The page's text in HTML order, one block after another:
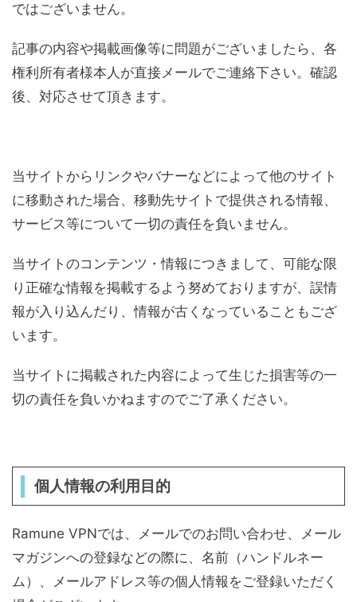
ではございません。
記事の内容や掲載画像等に問題がございましたら、各
権利所有者様本人が直接メールでご連絡下さい。確認
後、対応させて頂きます。
当サイトからリンクやバナーなどによって他のサイト
に移動された場合、移動先サイトで提供される情報、
サービス等について一切の責任を負いません。
当サイトのコンテンツ・情報につきまして、可能な限
り正確な情報を掲載するよう努めておりますが、誤情
報が入り込んだり、情報が古くなっていることもござ
います。
当サイトに掲載された内容によって生じた損害等の一
切の責任を負いかねますのでご了承ください。
個人情報の利用目的
Ramune VPNでは、メールでのお問い合わせ、メール
マガジンへの登録などの際に、名前（ハンドルネー
ム）、メールアドレス等の個人情報をご登録いただく